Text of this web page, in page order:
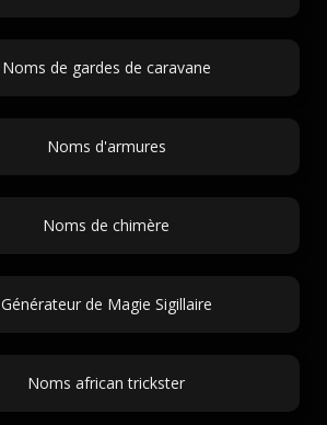
Noms de gardes de caravane
Noms d'armures
Noms de chimère
Générateur de Magie Sigillaire
Noms african trickster